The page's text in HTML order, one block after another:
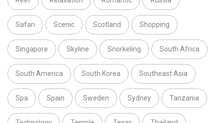
Safari Scenic Scotland Shopping
Singapore Skyline Snorkeling South Africa
South America South Korea Southeast Asia
Spa Spain Sweden Sydney Tanzania